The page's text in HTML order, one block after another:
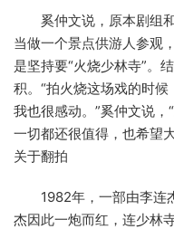
奚仲文说，原本剧组和
当做一个景点供游人参观
是坚持要“火烧少林寺”。
积。“拍火烧这场戏的时候
我也很感动。”奚仲文说
一切都还很值得，也希望
关于翻拍
1982年，一部由李连
杰因此一炮而红，连少林